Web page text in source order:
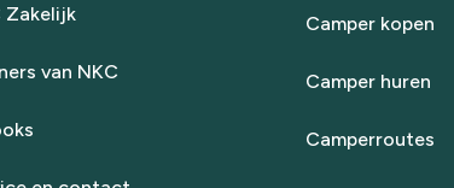
Zakelijk
van NKC
Camper kopen
Camper huren
Camperroutes